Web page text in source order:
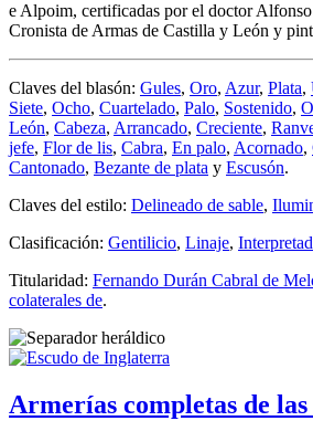
e Alpoim, certificadas por el doctor
Cronista de Armas de Castilla y León y
Claves del blasón: Gules, Oro, Azur, Plata,
Siete, Ocho, Cuartelado, Palo, Sostenido,
León, Cabeza, Arrancado, Creciente,
jefe, Flor de lis, Cabra, En palo, Acornado,
Cantonado, Bezante de plata y Escusón.
Claves del estilo: Delineado de sable,
Clasificación: Gentilicio, Linaje,
Titularidad: Fernando Durán Cabral de
colaterales de.
Armerías completas de